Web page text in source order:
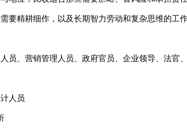
要精耕细作，以及长期智力劳动和复杂思维的工作
员、营销管理人员、政府官员、企业领导、法官、
人员